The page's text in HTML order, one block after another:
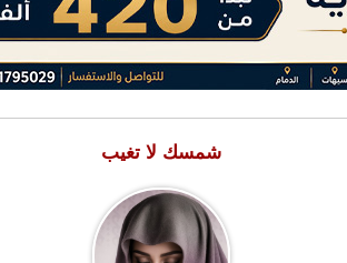
شمسك لا تغيب